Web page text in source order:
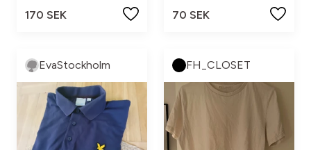
170 SEK
70 SEK
EvaStockholm FH_CLOSET